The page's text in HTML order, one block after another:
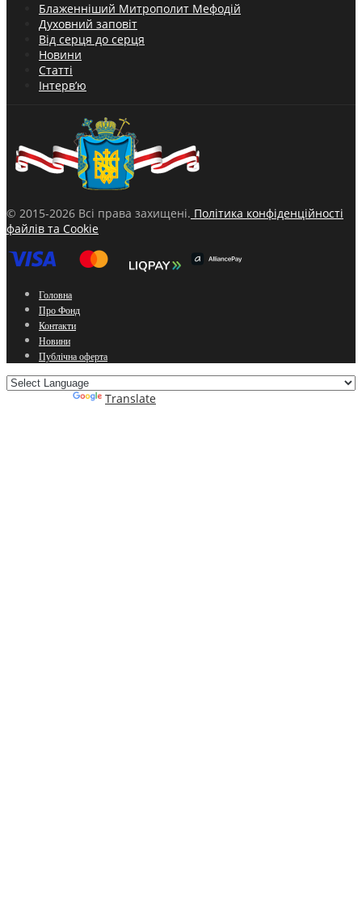
Блаженніший Митрополит Мефодій
Духовний заповіт
Від серця до серця
Новини
Статті
Інтерв’ю
© 2015-2026 Всі права захищені. Політика конфіденційності
файлів та Cookie
Головна
Про Фонд
Контакти
Новини
Публічна оферта
Translate